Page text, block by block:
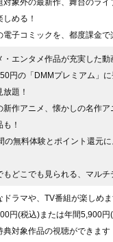
対象外の最新作、舞台のラ
める！
電子コミックを、都度課金で
・エンタメ作品が充実した動
円の「DMMプレミアム」
題！
新作アニメ、懐かしの名作ア
！
の無料体験とポイント還元
もどこでも見られる、マルチ
ドラマや、TV番組が楽しめま
円(税込)または年間5,900
典対象作品の視聴ができます